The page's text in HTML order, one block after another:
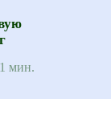
мин.